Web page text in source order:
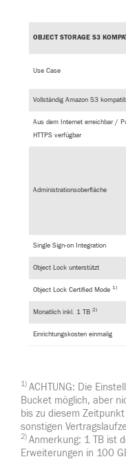
OBJECT STORAGE S3
Use Case
Vollständig Amazon S3
Aus dem Internet erreichbar /
HTTPS verfügbar
Administrationsoberfläche
Single Sign-on Integration
Object Lock unterstützt
Object Lock Certified Mode 1)
Monatlich inkl. 1 TB 2)
Einrichtungskosten einmalig
1) ACHTUNG: Die
Bucket möglich, aber
bis zu diesem
sonstigen
2) Anmerkung: 1 TB ist
Erweiterungen in 100